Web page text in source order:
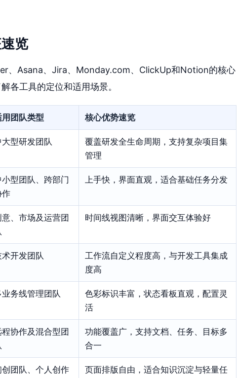
览
、Asana、Jira、Monday.com、ClickUp和Notion的核心
各工具的定位和适用场景。
用团队类型 核心优势速览
大型研发团队
覆盖研发全生命周期，支持复杂项目集
管理
小型团队、跨部门
作
上手快，界面直观，适合基础任务分发
意、市场及运营团
时间线视图清晰，界面交互体验好
术开发团队
工作流自定义程度高，与开发工具集成
度高
业务线管理团队
色彩标识丰富，状态看板直观，配置灵
活
程协作及混合型团
功能覆盖广，支持文档、任务、目标多
合一
创团队、个人创作
页面排版自由，适合知识沉淀与轻量任